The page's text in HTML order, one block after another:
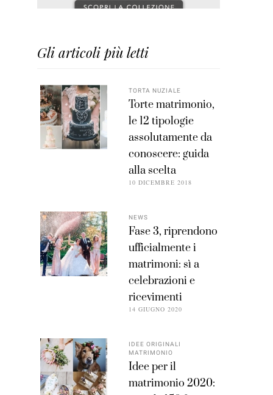
Gli articoli più letti
TORTA NUZIALE
Torte matrimonio,
le 12 tipologie
assolutamente da
conoscere: guida
alla scelta
10 DICEMBRE 2018
NEWS
Fase 3, riprendono
ufficialmente i
matrimoni: sì a
celebrazioni e
ricevimenti
14 GIUGNO 2020
IDEE ORIGINALI
MATRIMONIO
Idee per il
matrimonio 2020: